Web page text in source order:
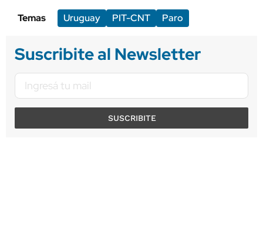
Temas
Uruguay PIT-CNT Paro
Suscribite al Newsletter
SUSCRIBITE